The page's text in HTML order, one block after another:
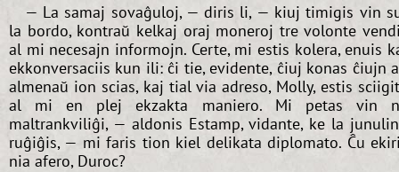
— La samaj sovaĝuloj, — diris li, — kiuj timigis vin
la bordo, kontraŭ kelkaj oraj moneroj tre volonte
al mi necesajn informojn. Certe, mi estis kolera, enuis
ekkonversaciis kun ili: ĉi tie, evidente, ĉiuj konas ĉiujn
almenaŭ ion scias, kaj tial via adreso, Molly, estis
al mi en plej ekzakta maniero. Mi petas vin
maltrankviliĝi, — aldonis Estamp, vidante, ke la
ruĝiĝis, — mi faris tion kiel delikata diplomato. Ĉu
nia afero, Duroc?